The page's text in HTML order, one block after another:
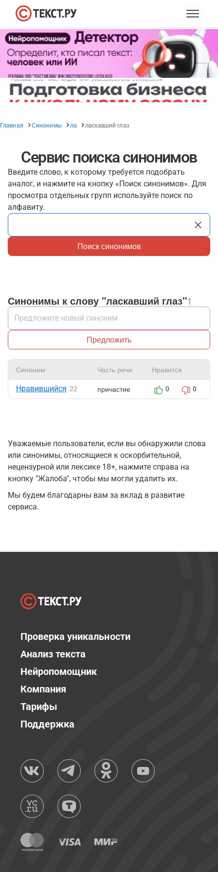
Главная Синонимы ла ласкавший глаз
Сервис поиска синонимов
Введите слово, к которому требуется подобрать
аналог, и нажмите на кнопку «Поиск синонимов». Для
просмотра отдельных групп используйте поиск по
алфавиту.
Поиск синонимов
Синонимы к слову "ласкавший глаз"1
Предложить
Синоним Часть речи Нравится
Нравившийся 22 причастие 0 0
Уважаемые пользователи, если вы обнаружили слова
или синонимы, относящиеся к оскорбительной,
нецензурной или лексике 18+, нажмите справа на
кнопку "Жалоба", чтобы мы могли удалить их.
Мы будем благодарны вам за вклад в развитие
сервиса.
Проверка уникальности
Анализ текста
Нейропомощник
Компания
Тарифы
Поддержка